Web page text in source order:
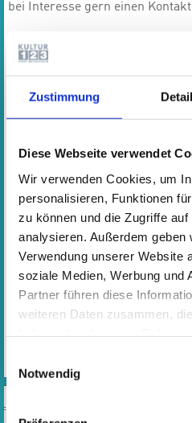
Zustimmung
Diese Webseite verwendet
Wir verwenden Cookies, um
personalisieren, Funktionen
zu können und die Zugriffe
analysieren. Außerdem
Verwendung unserer Website
soziale Medien, Werbung und
Partner führen diese
weiteren Daten zusammen,
Datenschutzhinweise
Notwendig
bei Interesse gern einen
Termin
Leitung: N.N.
Jahresentgelt
Monatsrate
Ab dem 18. Lebensjahr
Monatsrate 23,00 €
ANMELDUNG